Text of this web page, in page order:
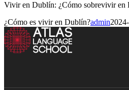
Vivir en Dublín: ¿Cómo sobrevivir en
¿Cómo es vivir en Dublín?admin